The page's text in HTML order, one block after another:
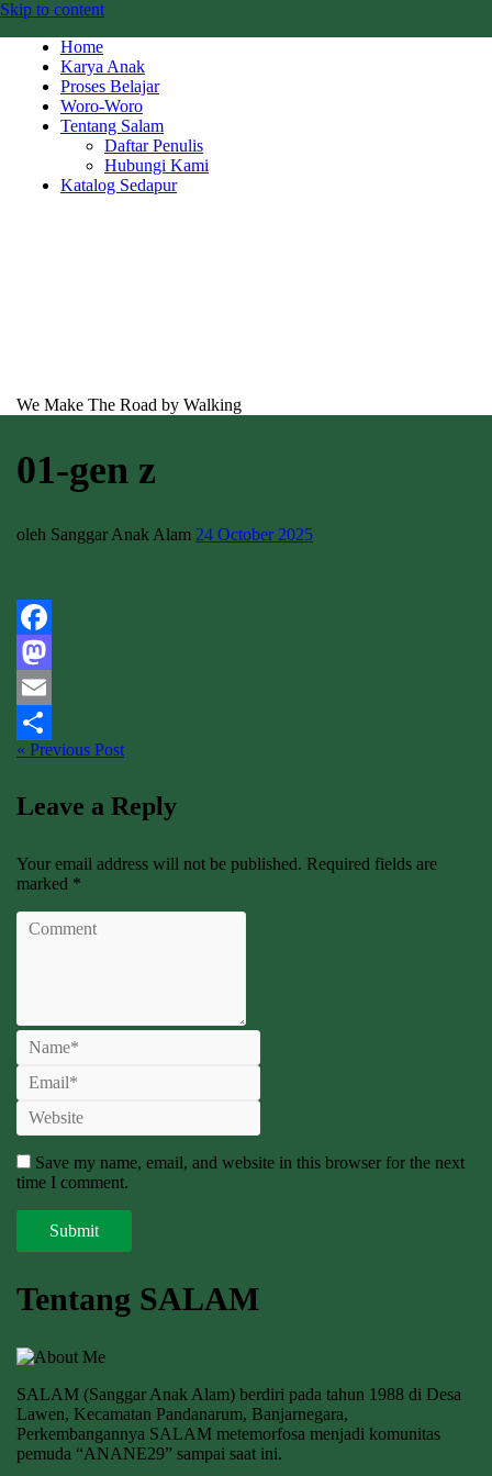
Skip to content
Home
Karya Anak
Proses Belajar
Woro-Woro
Tentang Salam
Daftar Penulis
Hubungi Kami
Katalog Sedapur
We Make The Road by Walking
01-gen z
oleh Sanggar Anak Alam 24 October 2025
Facebook
Mastodon
Email
Share
« Previous Post
Leave a Reply
Your email address will not be published. Required fields are
marked *
Save my name, email, and website in this browser for the next
time I comment.
Tentang SALAM
SALAM (Sanggar Anak Alam) berdiri pada tahun 1988 di Desa
Lawen, Kecamatan Pandanarum, Banjarnegara,
Perkembangannya SALAM metemorfosa menjadi komunitas
pemuda “ANANE29” sampai saat ini.